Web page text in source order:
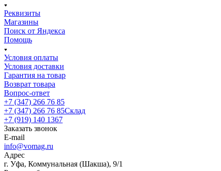
Реквизиты
Магазины
Поиск от Яндекса
Помощь
Условия оплаты
Условия доставки
Гарантия на товар
Возврат товара
Вопрос-ответ
+7 (347) 266 76 85
+7 (347) 266 76 85Склад
+7 (919) 140 1367
Заказать звонок
E-mail
info@vomag.ru
Адрес
г. Уфа, Коммунальная (Шакша), 9/1